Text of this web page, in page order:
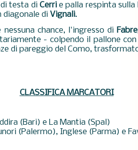
testa di Cerrie palla respinta sulla
diagonale di Vignali.
chance, l'ingresso di
- colpendo il pallone
di pareggio del Como,
CLASSIFICA MARCATORI
(Bari) e La Mantia (Spal)
(Palermo), Inglese (Parma) e